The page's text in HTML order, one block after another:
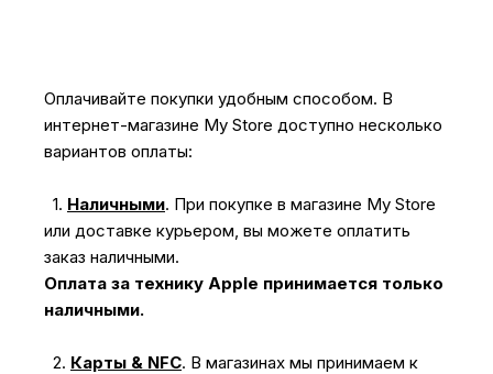
Оплачивайте покупки удобным способом. В
интернет-магазине My Store доступно несколько
вариантов оплаты:
1. Наличными. При покупке в магазине My Store
или доставке курьером, вы можете оплатить
заказ наличными.
Оплата за технику Apple принимается только
наличными.
2. Карты & NFC. В магазинах мы принимаем к